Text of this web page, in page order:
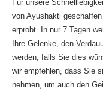
Für unsere
von Ayushakti
erprobt. In nur 7 Tagen
Ihre Gelenke, den
werden, falls Sie dies
wir empfehlen, dass Sie
nehmen, um auch den